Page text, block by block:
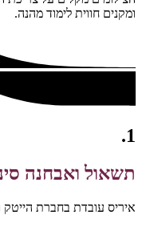
ומקנים חווית לימוד מהנה.
1.
תשאול ואבחנה
איריס עובדת בחברת